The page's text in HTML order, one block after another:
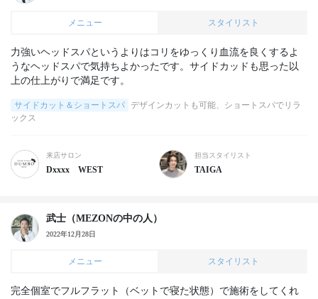
メニュー スタイリスト
力強いヘッドスパというよりはコリをゆっくり血流を良くするよ
うなヘッドスパで気持ちよかったです。サイドカッドも思った以
上の仕上がりで満足です。
サイドカット＆ショートスパ
デザインカットも可能、ショートスパでリラ
ックス
来店サロン
Dxxxx WEST
担当スタイリスト
TAIGA
武士（MEZONの中の人）
2022年12月28日
メニュー スタイリスト
完全個室でフルフラット（ベットで寝た状態）で施術をしてくれ